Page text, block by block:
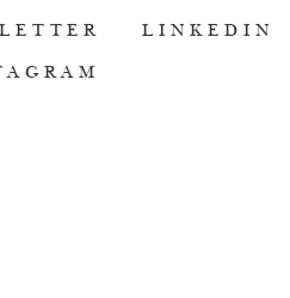
LINKEDIN